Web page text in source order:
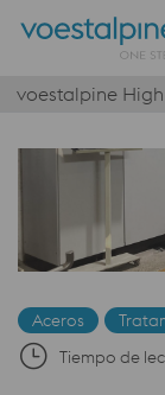
voestalpine
Aceros
Tiempo de